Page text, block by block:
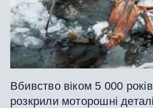
Вбивство віком 5 000
розкрили моторошні